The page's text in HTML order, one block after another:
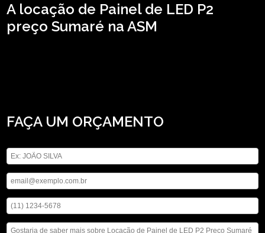
A locação de Painel de LED P2
preço Sumaré na ASM
FAÇA UM ORÇAMENTO